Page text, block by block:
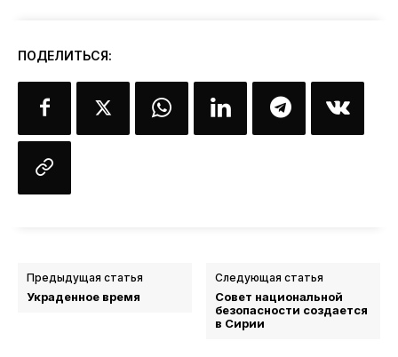
ПОДЕЛИТЬСЯ:
Предыдущая статья
Украденное время
Следующая статья
Совет национальной
безопасности создается
в Сирии